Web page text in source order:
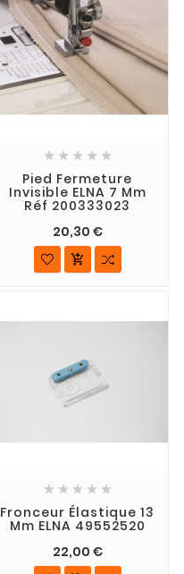
    
Pied Fermeture
Invisible ELNA 7 Mm
Réf 200333023
20,30 €

    
Fronceur Élastique 13
Mm ELNA 49552520
22,00 €